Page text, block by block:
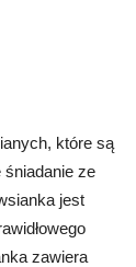
które są
śniadanie ze
jest
zawiera